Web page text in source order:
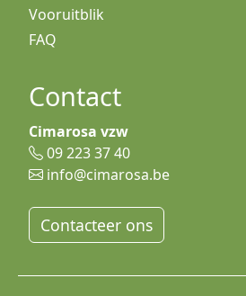
Vooruitblik
FAQ
Contact
Cimarosa vzw
09 223 37 40
info@cimarosa.be
Contacteer ons